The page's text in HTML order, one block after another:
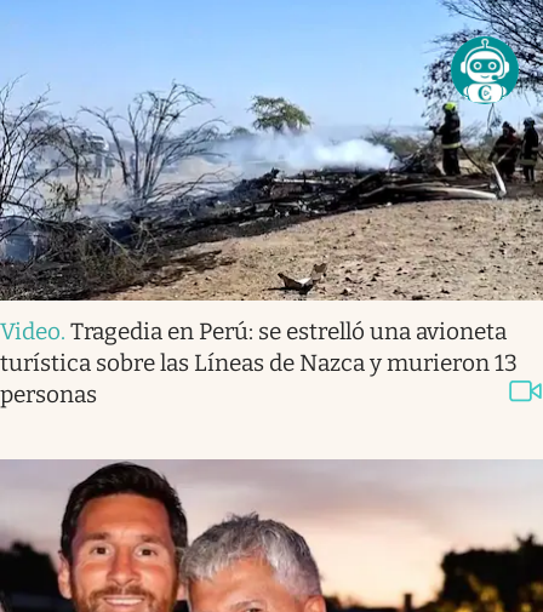
Video. Tragedia en Perú: se estrelló una avioneta
turística sobre las Líneas de Nazca y murieron 13
personas